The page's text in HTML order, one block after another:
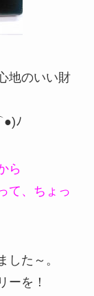
地のいい財
ﾉ
ら
て、ちょっ
した～。
ーを！